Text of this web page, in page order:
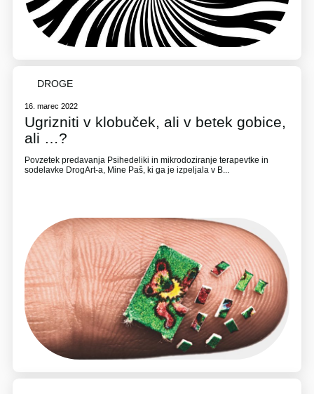
DROGE
16. marec 2022
Ugrizniti v klobuček, ali v betek gobice,
ali …?
Povzetek predavanja Psihedeliki in mikrodoziranje terapevtke in
sodelavke DrogArt-a, Mine Paš, ki ga je izpeljala v B...